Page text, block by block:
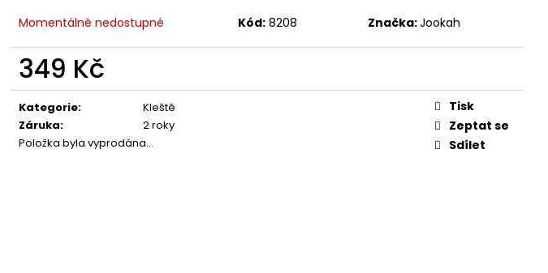
Momentálně nedostupné Kód: 8208 Značka:Jookah
349 Kč
Měrná
cena:
Kategorie:
Kleště
Záruka:
2 roky
Položka byla vyprodána…
Tisk
Zeptat se
Sdílet